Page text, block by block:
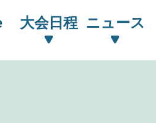
大会日程 ニュース